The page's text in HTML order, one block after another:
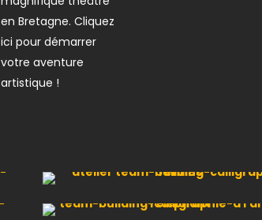
en Bretagne. Cliquez
ici pour démarrer
votre aventure
artistique !